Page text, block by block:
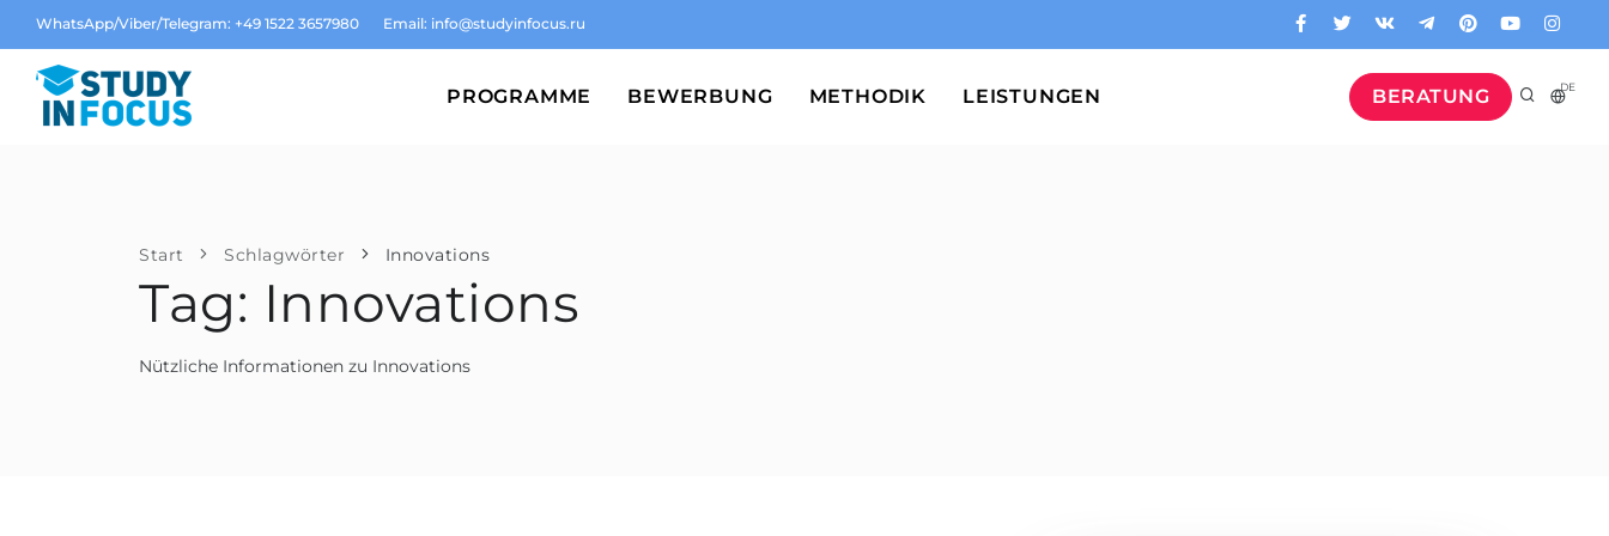
WhatsApp/Viber/Telegram: +49 1522 3657980 Email: info@studyinfocus.ru
BERATUNG DE
PROGRAMME BEWERBUNG METHODIK LEISTUNGEN
Start Schlagwörter Innovations
Tag: Innovations
Nützliche Informationen zu Innovations